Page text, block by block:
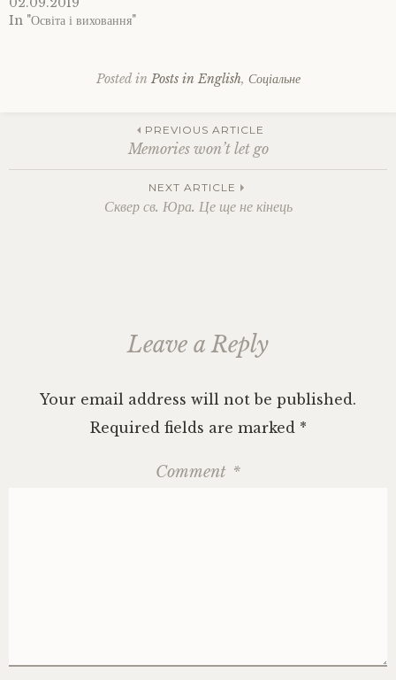
In "Освіта і виховання"
Posted in Posts in English, Соціальне
navigation
PREVIOUS ARTICLE
Memories won’t let go
NEXT ARTICLE
Сквер св. Юра. Це ще не кінець
Leave a Reply
Your email address will not be published.
Required fields are marked *
Comment *